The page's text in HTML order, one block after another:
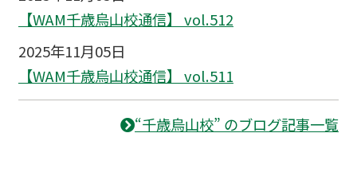
【WAM千歳烏山校通信】 vol.512
2025年11月05日
【WAM千歳烏山校通信】 vol.511
“千歳烏山校” のブログ記事一覧